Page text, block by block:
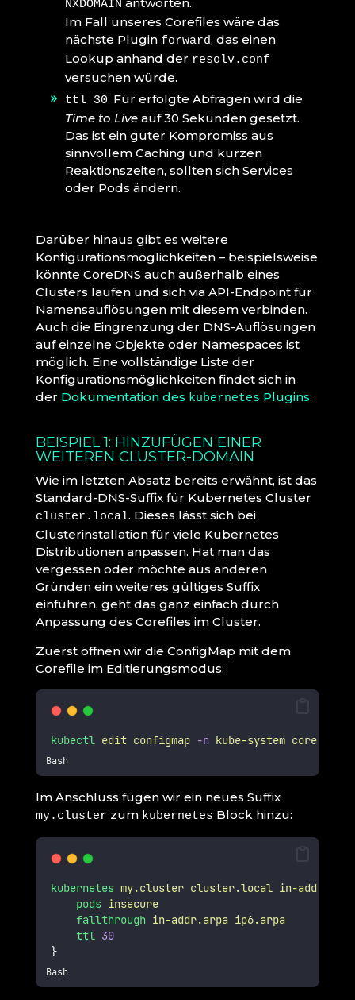
NXDOMAIN
Im Fall unseres Corefiles wäre das
nächste Plugin forward, das einen
Lookup anhand der resolv.conf
versuchen würde.
ttl 30: Für erfolgte Abfragen wird die
Time to Liveauf 30 Sekunden gesetzt.
Das ist ein guter Kompromiss aus
sinnvollem Caching und kurzen
Reaktionszeiten, sollten sich Services
oder Pods ändern.
Darüber hinaus gibt es weitere
Konfigurationsmöglichkeiten – beispielsweise
könnte CoreDNS auch außerhalb eines
Clusters laufen und sich via API-Endpoint für
Namensauflösungen mit diesem verbinden.
Auch die Eingrenzung der DNS-Auflösungen
auf einzelne Objekte oder Namespaces ist
möglich. Eine vollständige Liste der
Konfigurationsmöglichkeiten findet sich in
der Dokumentation des kubernetes Plugins.
BEISPIEL 1: HINZUFÜGEN EINER
WEITEREN CLUSTER-DOMAIN
Wie im letzten Absatz bereits erwähnt, ist das
Standard-DNS-Suffix für Kubernetes Cluster
cluster.local. Dieses lässt sich bei
Clusterinstallation für viele Kubernetes
Distributionen anpassen. Hat man das
vergessen oder möchte aus anderen
Gründen ein weiteres gültiges Suffix
einführen, geht das ganz einfach durch
Anpassung des Corefiles im Cluster.
Zuerst öffnen wir die ConfigMap mit dem
Corefile im Editierungsmodus:
kubectl edit configmap -n kube-system coredns
Bash
Im Anschluss fügen wir ein neues Suffix
my.cluster zum kubernetes Block hinzu:
kubernetes my.cluster cluster.local in-addr.arpa
pods insecure
fallthrough in-addr.arpa ip6.arpa
ttl 30
}
Bash